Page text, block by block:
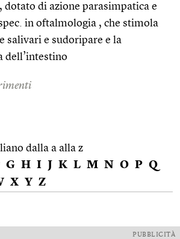
dotato di azione parasimpatica e
in oftalmologia , che stimola
salivari e sudoripare e la
dell’intestino
dalla a alla z
G H I J K L M N O P Q
X Y Z
PUBBLICITÀ